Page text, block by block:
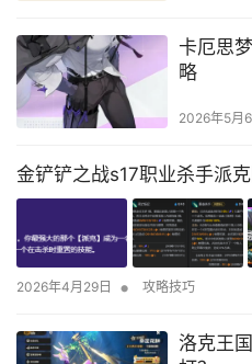
卡厄思
略
2026年5月6
金铲铲之战s17职业杀手派
2026年4月29日 • 攻略技巧
洛克王